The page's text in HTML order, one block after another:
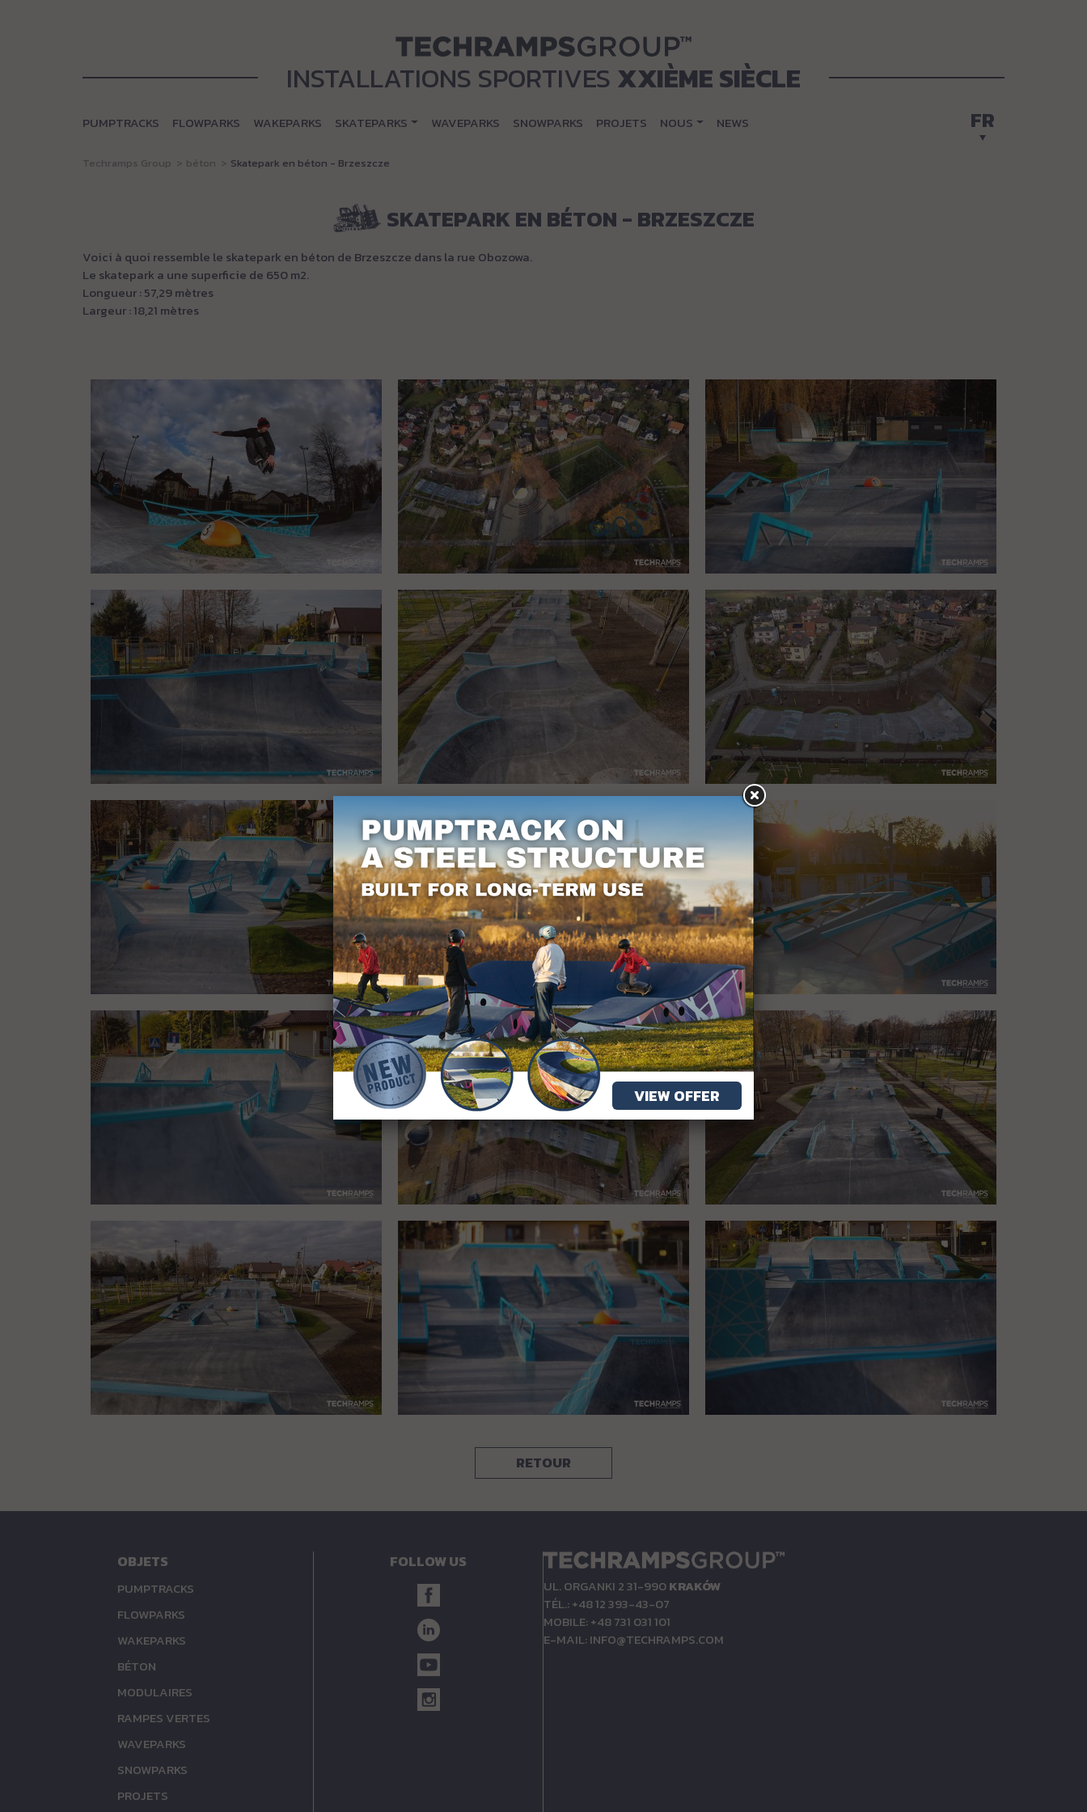
INSTALLATIONS SPORTIVES XXIÈME SIÈCLE
PUMPTRACKS FLOWPARKS WAKEPARKS SKATEPARKS WAVEPARKS SNOWPARKS PROJETS NOUS NEWS FR
Techramps Group béton Skatepark en béton - Brzeszcze
SKATEPARK EN BÉTON - BRZESZCZE
Voici à quoi ressemble le skatepark en béton de Brzeszcze dans la rue Obozowa.
Le skatepark a une superficie de 650 m2.
Longueur : 57,29 mètres
Largeur : 18,21 mètres
RETOUR
OBJETS
PUMPTRACKS
FLOWPARKS
WAKEPARKS
BÉTON
MODULAIRES
RAMPES VERTES
WAVEPARKS
SNOWPARKS
PROJETS
FOLLOW US
UL. ORGANKI 2 31-990KRAKÓW
TÉL.: +48 12 393-43-07
MOBILE: +48 731 031 101
E-MAIL:INFO@TECHRAMPS.COM
VIEW OFFER